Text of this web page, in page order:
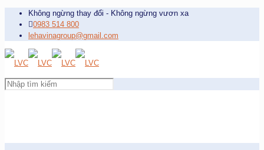
Không ngừng thay đổi - Không ngừng vươn xa
0983 514 800
lehavinagroup@gmail.com